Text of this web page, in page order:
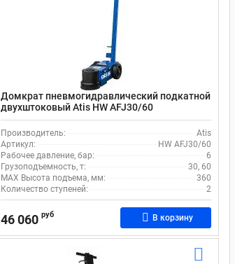
Домкрат пневмогидравлический подкатной
двухштоковый Atis HW AFJ30/60
грузоподъемностью 30-60т
Производитель:
Atis
Артикул:
HW AFJ30/60
Рабочее давление, бар:
6
Грузоподъемность, т:
30, 60
MAX Высота подъема, мм:
360
Количество ступеней:
2
46 060 руб В корзину